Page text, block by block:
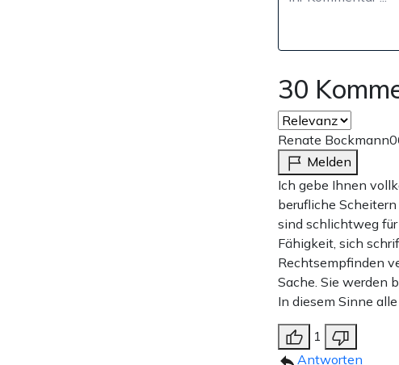
30
Renate Bockmann
Melden
Ich gebe Ihnen
berufliche
sind schlichtweg
Fähigkeit, sich
Rechtsempfinden
Sache. Sie werden
In diesem Sinne
1
Antworten